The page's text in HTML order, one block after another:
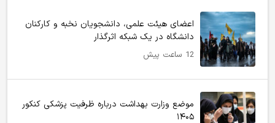
اعضای هیئت علمی، دانشجویان نخبه و کارکنان
دانشگاه در یک شبکه‌ اثرگذار
12 ساعت پیش
موضع وزارت بهداشت درباره ظرفیت پزشکی کنکور
۱۴۰۵